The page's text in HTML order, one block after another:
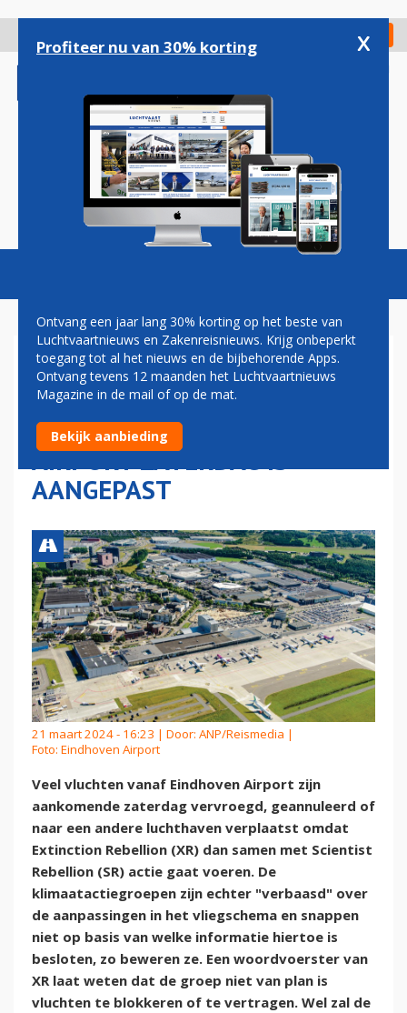
gaan
Check in
Magazine Podcasts Vacatures
EXTINCTION REBELLION
SNAPT NIET WAAROM
VLIEGSCHEMA EINDHOVEN
AIRPORT ZATERDAG IS
AANGEPAST
21 maart 2024 - 16:23 | Door: ANP/Reismedia |
Foto: Eindhoven Airport
Veel vluchten vanaf Eindhoven Airport zijn
aankomende zaterdag vervroegd, geannuleerd of
naar een andere luchthaven verplaatst omdat
Extinction Rebellion (XR) dan samen met Scientist
Rebellion (SR) actie gaat voeren. De
klimaatactiegroepen zijn echter "verbaasd" over
de aanpassingen in het vliegschema en snappen
niet op basis van welke informatie hiertoe is
besloten, zo beweren ze. Een woordvoerster van
XR laat weten dat de groep niet van plan is
vluchten te blokkeren of te vertragen. Wel zal de
Profiteer nu van 30% korting x
Ontvang een jaar lang 30% korting op het beste van
Luchtvaartnieuws en Zakenreisnieuws. Krijg onbeperkt
toegang tot al het nieuws en de bijbehorende Apps.
Ontvang tevens 12 maanden het Luchtvaartnieuws
Magazine in de mail of op de mat.
Bekijk aanbieding